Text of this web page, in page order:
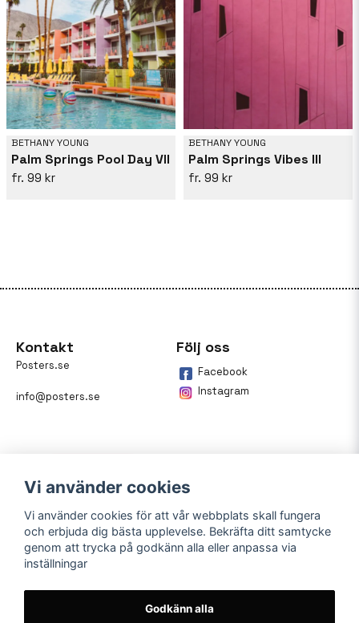
BETHANY YOUNG
Palm Springs Pool Day VII
99 kr
BETHANY YOUNG
Palm Springs Vibes III
99 kr
Kontakt
Posters.se
info@posters.se
Följ oss
Facebook
Instagram
Betalning
På posters.se kan du enkelt
Vi använder cookies
Vi använder cookies för att vår webbplats skall fungera
och erbjuda dig bästa upplevelse. Bekräfta ditt samtycke
genom att trycka på godkänn alla eller anpassa via
inställningar
Godkänn alla